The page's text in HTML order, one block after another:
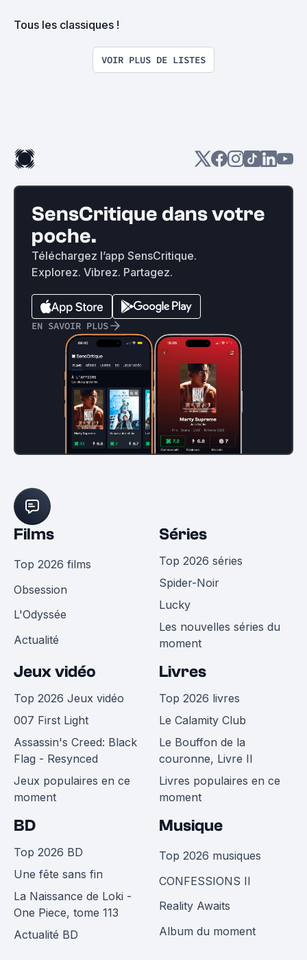
Tous les classiques !
VOIR PLUS DE LISTES
SensCritique dans votre
poche.
Téléchargez l’app SensCritique.
Explorez. Vibrez. Partagez.
EN SAVOIR PLUS
Films
Top 2026 films
Obsession
L'Odyssée
Actualité
Séries
Top 2026 séries
Spider-Noir
Lucky
Les nouvelles séries du
moment
Jeux vidéo
Top 2026 Jeux vidéo
007 First Light
Assassin's Creed: Black
Flag - Resynced
Jeux populaires en ce
moment
Livres
Top 2026 livres
Le Calamity Club
Le Bouffon de la
couronne, Livre II
Livres populaires en ce
moment
BD
Top 2026 BD
Une fête sans fin
La Naissance de Loki -
One Piece, tome 113
Actualité BD
Musique
Top 2026 musiques
CONFESSIONS II
Reality Awaits
Album du moment